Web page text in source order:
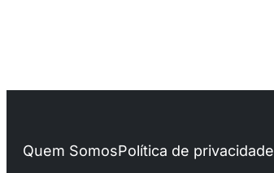
Quem SomosPolítica de privacidade